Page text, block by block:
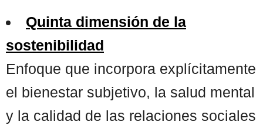
Quinta dimensión de la
sostenibilidad
Enfoque que incorpora explícitamente
el bienestar subjetivo, la salud mental
y la calidad de las relaciones sociales